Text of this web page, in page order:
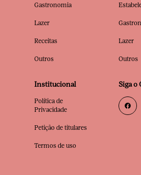
Gastronomia
Lazer
Receitas
Outros
Lazer
Outros
Institucional
Política de
Privacidade
Petição de titulares
Termos de uso
Siga o